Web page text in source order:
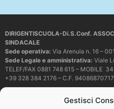
Gestisci
DIRIGENTISCUOLA-Di.S.Conf.
SINDACALE
Sede operativa: Via Arenula n. 16 –
Sede Legale e amministrativa: Viale
TELEF/FAX 0881 748 615 – MOBILE
+39 328 384 2176 – C.F. 94086870717
dirigentiscuola@pec.it